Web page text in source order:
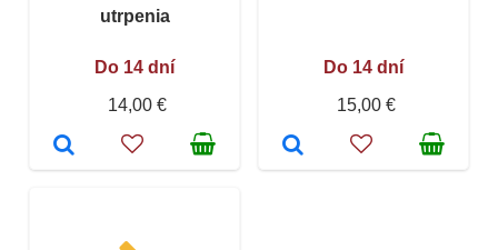
utrpenia
Do 14 dní
14,00 €
Do 14 dní
15,00 €